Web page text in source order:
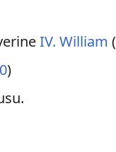
IV. William
)